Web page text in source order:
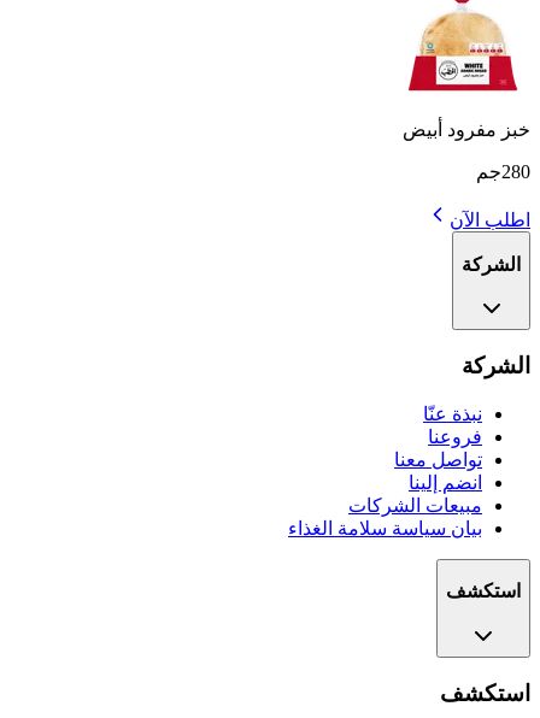
خبز مفرود أبيض
280جم
اطلب الآن
الشركة
الشركة
نبذة عنّا
فروعنا
تواصل معنا
انضم إلينا
مبيعات الشركات
بيان سياسة سلامة الغذاء
استكشف
استكشف